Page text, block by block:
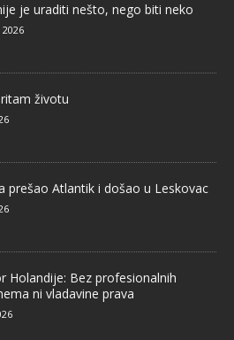
je uraditi nešto, nego biti neko
životu
prešao Atlantik i došao u Leskovac
Holandije: Bez profesionalnih
ni vladavine prava